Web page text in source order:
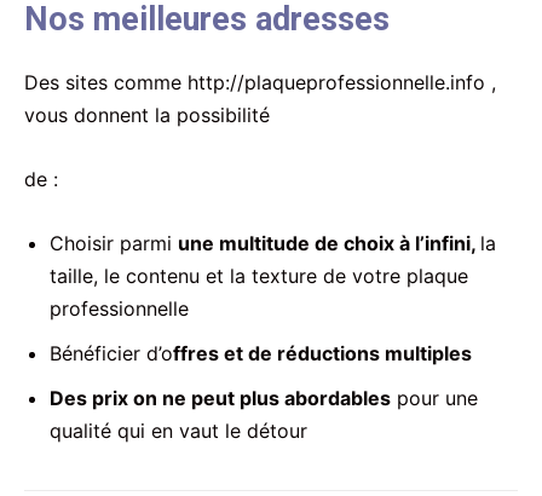
Nos meilleures adresses
Des sites comme http://plaqueprofessionnelle.info ,
vous donnent la possibilité
de :
Choisir parmi une multitude de choix à l’infini, la
taille, le contenu et la texture de votre plaque
professionnelle
Bénéficier d’offres et de réductions multiples
Des prix on ne peut plus abordables pour une
qualité qui en vaut le détour